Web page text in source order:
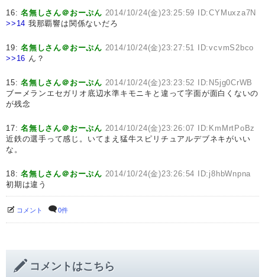
16:名無しさん＠おーぷん 2014/10/24(金)23:25:59 ID:CYMuxza7N
>>14 我那覇響は関係ないだろ
19:名無しさん＠おーぷん 2014/10/24(金)23:27:51 ID:vcvmS2bco
>>16 ん？
15:名無しさん＠おーぷん 2014/10/24(金)23:23:52 ID:N5jg0CrWB
ブーメランエセガリオ底辺水準キモニキと違って字面が面白くないの
が残念
17:名無しさん＠おーぷん 2014/10/24(金)23:26:07 ID:KmMrtPoBz
近鉄の選手って感じ。いてまえ猛牛スピリチュアルデブネキがいい
な。
18:名無しさん＠おーぷん 2014/10/24(金)23:26:54 ID:j8hbWnpna
初期は違う
コメント 0件
コメントはこちら